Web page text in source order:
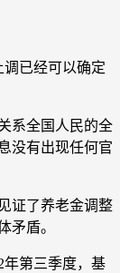
已经可以确定
系全国人民的全
没有出现任何官
证了养老金调整
矛盾。
年第三季度，基